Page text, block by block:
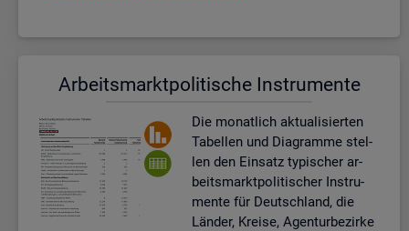
Ar­beits­markt­po­li­ti­sche In­stru­men­te
Die mo­nat­lich ak­tua­li­sier­ten
Ta­bel­len und Dia­gram­me stel­
len den Ein­satz ty­pi­scher ar­
beits­markt­po­li­ti­scher In­stru­
men­te für Deutsch­land, die
Län­der, Krei­se, Agen­tur­be­zir­ke